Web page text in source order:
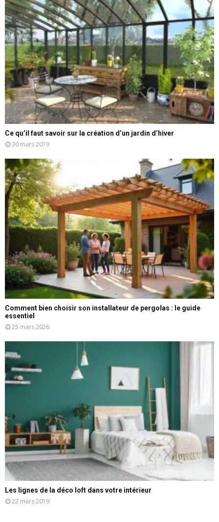
Ce qu’il faut savoir sur la création d’un jardin d’hiver
30 mars 2019
Comment bien choisir son installateur de pergolas : le guide
essentiel
25 mars 2026
Les lignes de la déco loft dans votre intérieur
22 mars 2019